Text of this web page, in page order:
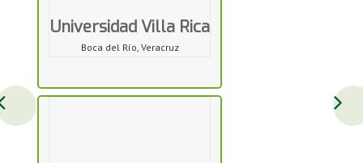
Universidad Villa Rica
Boca del Río, Veracruz